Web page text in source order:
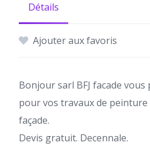
Détails
Ajouter aux favoris
Bonjour sarl BFJ facade
pour vos travaux de
façade.
Devis gratuit. Decennale.